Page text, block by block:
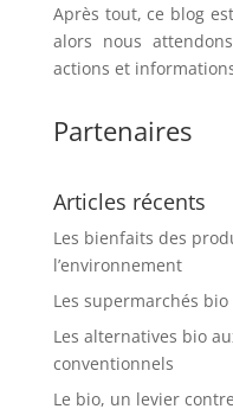
Après tout, ce blog
alors nous
actions et
Partenaires
Articles récents
Les bienfaits des
l’environnement
Les supermarchés
Les alternatives bio
conventionnels
Le bio, un levier